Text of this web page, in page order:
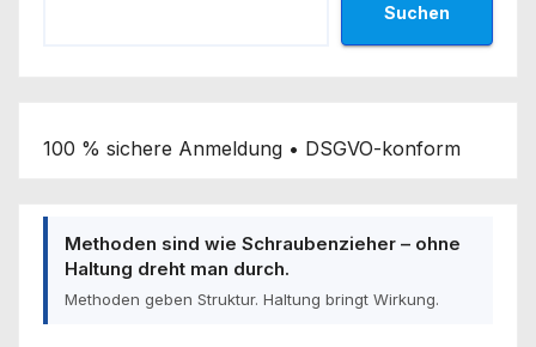
Suchen
100 % sichere Anmeldung • DSGVO-konform
Methoden sind wie Schraubenzieher – ohne
Haltung dreht man durch.
Methoden geben Struktur. Haltung bringt Wirkung.